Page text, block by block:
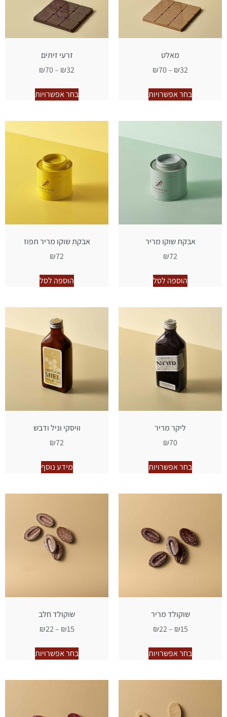
מאלט
₪32
–
₪70
בחר אפשרויות
זרעי זיתים
₪32
–
₪70
בחר אפשרויות
אבקת שוקו מריר
₪72
הוספה לסל
אבקת שוקו מריר תפוז
₪72
הוספה לסל
ליקר מריר
₪70
בחר אפשרויות
וויסקי וניל ודבש
₪72
מידע נוסף
שוקולד מריר
₪15
–
₪22
בחר אפשרויות
שוקולד חלב
₪15
–
₪22
בחר אפשרויות